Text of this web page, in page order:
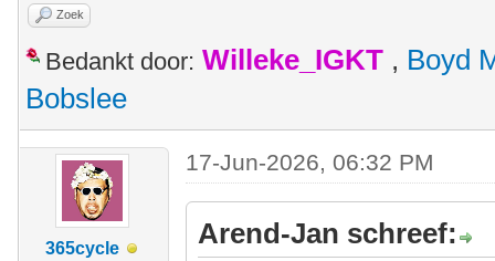
Zoek
Bedankt door: Willeke_IGKT , Boyd
Bobslee
365cycle
17-Jun-2026, 06:32 PM
Arend-Jan schreef: